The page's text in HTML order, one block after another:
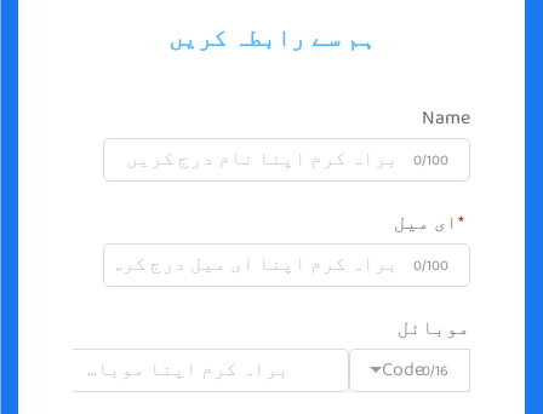
ہم سے رابطہ کریں
Name
0/100
ای میل
0/100
موبائل
Code0/16